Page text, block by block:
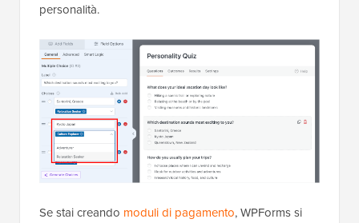
personalità.
Se stai creando moduli di pagamento, WPForms si